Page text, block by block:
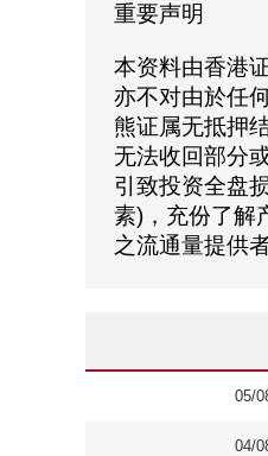
重要声明
本资料由香港
亦不对由於任
熊证属无抵押
无法收回部分
引致投资全盘
素)，充份了解
之流通量提供
05/
04/